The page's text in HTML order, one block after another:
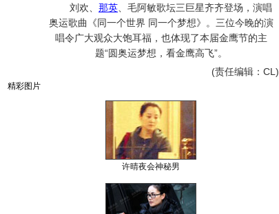
刘欢、 那英 、毛阿敏歌坛三巨星齐齐登场，演唱
奥运歌曲《同一个世界 同一个梦想》。三位今晚的演
唱令广大观众大饱耳福，也体现了本届金鹰节的主
题“圆奥运梦想，看金鹰高飞”。
(责任编辑：CL)
精彩图片
许晴夜会神秘男